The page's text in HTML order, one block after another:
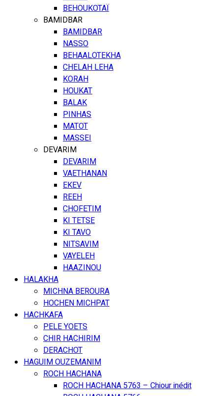
BEHOUKOTAÏ
BAMIDBAR
BAMIDBAR
NASSO
BEHAALOTEKHA
CHELAH LEHA
KORAH
HOUKAT
BALAK
PINHAS
MATOT
MASSEI
DEVARIM
DEVARIM
VAETHANAN
EKEV
REEH
CHOFETIM
KI TETSE
KI TAVO
NITSAVIM
VAYELEH
HAAZINOU
HALAKHA
MICHNA BEROURA
HOCHEN MICHPAT
HACHKAFA
PELE YOETS
CHIR HACHIRIM
DERACHOT
HAGUIM OUZEMANIM
ROCH HACHANA
ROCH HACHANA 5763 – Chiour inédit